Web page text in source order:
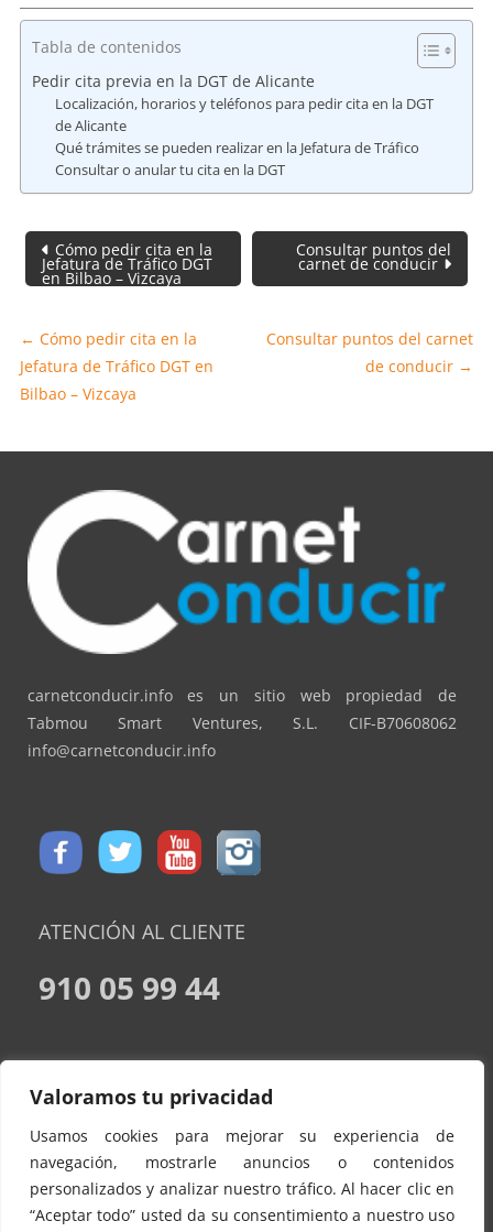
Valoramos tu privacidad
Usamos cookies para mejorar su experiencia de
navegación, mostrarle anuncios o contenidos
personalizados y analizar nuestro tráfico. Al hacer clic en
“Aceptar todo” usted da su consentimiento a nuestro uso
Tabla de contenidos
Pedir cita previa en la DGT de Alicante
Localización, horarios y teléfonos para pedir cita en la DGT
de Alicante
Qué trámites se pueden realizar en la Jefatura de Tráfico
Consultar o anular tu cita en la DGT
Navegación
de
entradas
Cómo pedir cita en la
Jefatura de Tráfico DGT
en Bilbao – Vizcaya
Consultar puntos del
carnet de conducir
← Cómo pedir cita en la
Jefatura de Tráfico DGT en
Bilbao – Vizcaya
Consultar puntos del carnet
de conducir →
carnetconducir.info es un sitio web propiedad de
Tabmou Smart Ventures, S.L. CIF-B70608062
info@carnetconducir.info
ATENCIÓN AL CLIENTE
910 05 99 44
POLÍTICA DE PRIVACIDAD
POLITICA DE COOKIES